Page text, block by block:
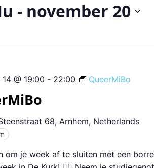
- november 20
@ 19:00 - 22:00 QueerMiBo
68, Arnhem, Netherlands
om je week af te sluiten met een